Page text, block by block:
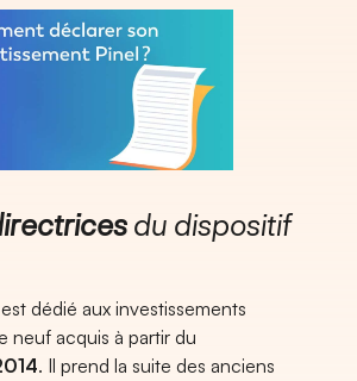
du dispositif
dédié aux investissements
neuf acquis à partir du
. Il prend la suite des anciens